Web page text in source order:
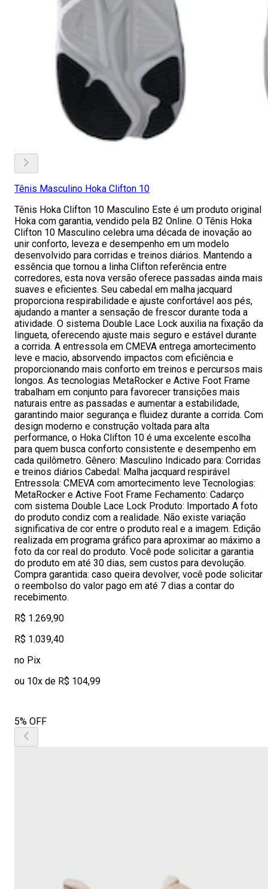
Tênis Masculino Hoka Clifton 10
Tênis Hoka Clifton 10 Masculino Este é um produto original
Hoka com garantia, vendido pela B2 Online. O Tênis Hoka
Clifton 10 Masculino celebra uma década de inovação ao
unir conforto, leveza e desempenho em um modelo
desenvolvido para corridas e treinos diários. Mantendo a
essência que tornou a linha Clifton referência entre
corredores, esta nova versão oferece passadas ainda mais
suaves e eficientes. Seu cabedal em malha jacquard
proporciona respirabilidade e ajuste confortável aos pés,
ajudando a manter a sensação de frescor durante toda a
atividade. O sistema Double Lace Lock auxilia na fixação da
lingueta, oferecendo ajuste mais seguro e estável durante
a corrida. A entressola em CMEVA entrega amortecimento
leve e macio, absorvendo impactos com eficiência e
proporcionando mais conforto em treinos e percursos mais
longos. As tecnologias MetaRocker e Active Foot Frame
trabalham em conjunto para favorecer transições mais
naturais entre as passadas e aumentar a estabilidade,
garantindo maior segurança e fluidez durante a corrida. Com
design moderno e construção voltada para alta
performance, o Hoka Clifton 10 é uma excelente escolha
para quem busca conforto consistente e desempenho em
cada quilômetro. Gênero: Masculino Indicado para: Corridas
e treinos diários Cabedal: Malha jacquard respirável
Entressola: CMEVA com amortecimento leve Tecnologias:
MetaRocker e Active Foot Frame Fechamento: Cadarço
com sistema Double Lace Lock Produto: Importado A foto
do produto condiz com a realidade. Não existe variação
significativa de cor entre o produto real e a imagem. Edição
realizada em programa gráfico para aproximar ao máximo a
foto da cor real do produto. Você pode solicitar a garantia
do produto em até 30 dias, sem custos para devolução.
Compra garantida: caso queira devolver, você pode solicitar
o reembolso do valor pago em até 7 dias a contar do
recebimento.
R$ 1.269,90
R$ 1.039,40
no Pix
ou 10x de R$ 104,99
5% OFF